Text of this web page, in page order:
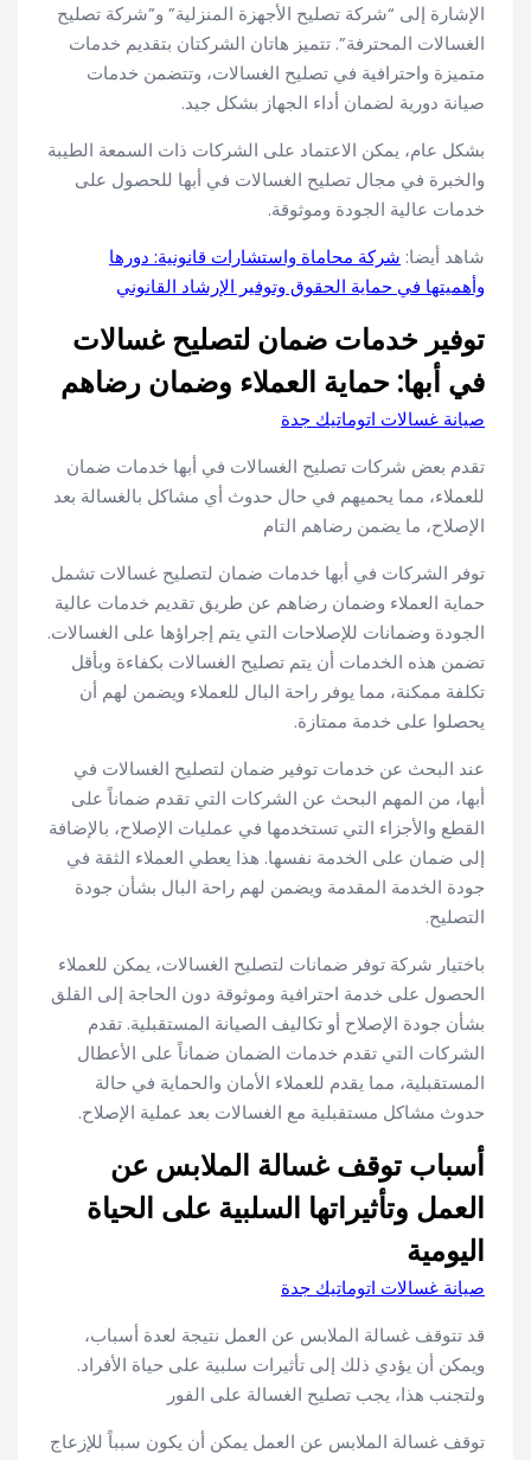
الإشارة إلى “شركة تصليح الأجهزة المنزلية” و”شركة تصليح
الغسالات المحترفة”. تتميز هاتان الشركتان بتقديم خدمات
متميزة واحترافية في تصليح الغسالات، وتتضمن خدمات
صيانة دورية لضمان أداء الجهاز بشكل جيد.
بشكل عام، يمكن الاعتماد على الشركات ذات السمعة الطيبة
والخبرة في مجال تصليح الغسالات في أبها للحصول على
خدمات عالية الجودة وموثوقة.
شاهد أيضا: شركة محاماة واستشارات قانونية: دورها
وأهميتها في حماية الحقوق وتوفير الإرشاد القانوني
توفير خدمات ضمان لتصليح غسالات
في أبها: حماية العملاء وضمان رضاهم
صيانة غسالات اتوماتيك جدة
تقدم بعض شركات تصليح الغسالات في أبها خدمات ضمان
للعملاء، مما يحميهم في حال حدوث أي مشاكل بالغسالة بعد
الإصلاح، ما يضمن رضاهم التام
توفر الشركات في أبها خدمات ضمان لتصليح غسالات تشمل
حماية العملاء وضمان رضاهم عن طريق تقديم خدمات عالية
الجودة وضمانات للإصلاحات التي يتم إجراؤها على الغسالات.
تضمن هذه الخدمات أن يتم تصليح الغسالات بكفاءة وبأقل
تكلفة ممكنة، مما يوفر راحة البال للعملاء ويضمن لهم أن
يحصلوا على خدمة ممتازة.
عند البحث عن خدمات توفير ضمان لتصليح الغسالات في
أبها، من المهم البحث عن الشركات التي تقدم ضماناً على
القطع والأجزاء التي تستخدمها في عمليات الإصلاح، بالإضافة
إلى ضمان على الخدمة نفسها. هذا يعطي العملاء الثقة في
جودة الخدمة المقدمة ويضمن لهم راحة البال بشأن جودة
التصليح.
باختيار شركة توفر ضمانات لتصليح الغسالات، يمكن للعملاء
الحصول على خدمة احترافية وموثوقة دون الحاجة إلى القلق
بشأن جودة الإصلاح أو تكاليف الصيانة المستقبلية. تقدم
الشركات التي تقدم خدمات الضمان ضماناً على الأعطال
المستقبلية، مما يقدم للعملاء الأمان والحماية في حالة
حدوث مشاكل مستقبلية مع الغسالات بعد عملية الإصلاح.
أسباب توقف غسالة الملابس عن
العمل وتأثيراتها السلبية على الحياة
اليومية
صيانة غسالات اتوماتيك جدة
قد تتوقف غسالة الملابس عن العمل نتيجة لعدة أسباب،
ويمكن أن يؤدي ذلك إلى تأثيرات سلبية على حياة الأفراد.
ولتجنب هذا، يجب تصليح الغسالة على الفور
توقف غسالة الملابس عن العمل يمكن أن يكون سبباً للإزعاج